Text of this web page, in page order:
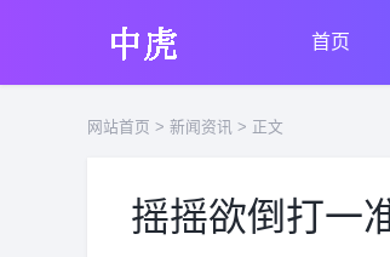
首页
网站首页 > 新闻资讯 > 正文
摇摇欲倒打一